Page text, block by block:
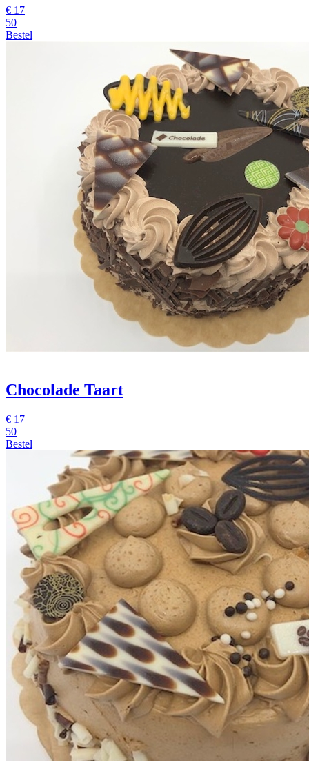
€ 17
50
Bestel
Chocolade Taart
€ 17
50
Bestel